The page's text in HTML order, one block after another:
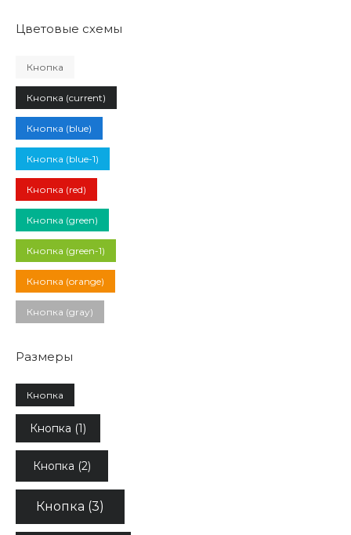
Цветовые схемы
Кнопка
Кнопка (current)
Кнопка (blue)
Кнопка (blue-1)
Кнопка (red)
Кнопка (green)
Кнопка (green-1)
Кнопка (orange)
Кнопка (gray)
Размеры
Кнопка
Кнопка (1)
Кнопка (2)
Кнопка (3)